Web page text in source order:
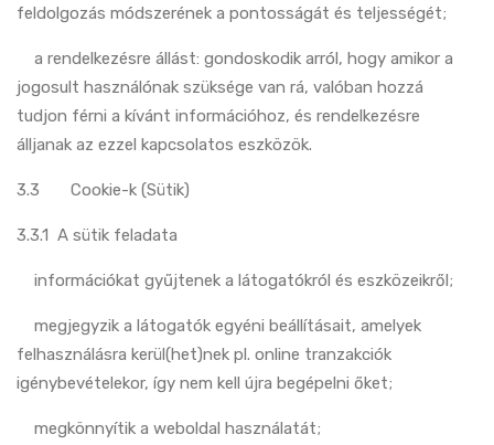
feldolgozás módszerének a pontosságát és teljességét;
a rendelkezésre állást: gondoskodik arról, hogy amikor a
jogosult használónak szüksége van rá, valóban hozzá
tudjon férni a kívánt információhoz, és rendelkezésre
álljanak az ezzel kapcsolatos eszközök.
3.3 Cookie-k (Sütik)
3.3.1 A sütik feladata
információkat gyűjtenek a látogatókról és eszközeikről;
megjegyzik a látogatók egyéni beállításait, amelyek
felhasználásra kerül(het)nek pl. online tranzakciók
igénybevételekor, így nem kell újra begépelni őket;
megkönnyítik a weboldal használatát;